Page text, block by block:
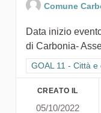
Comune
Data inizio
di Carbonia-
Filtra i risultati
GOAL 11 - Città
CREATO IL
05/10/2022